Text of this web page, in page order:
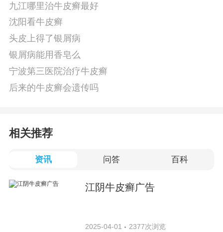
九江哪里治牛皮癣最好
沈阳看牛皮癣
头皮上得了银屑病
银屑病能用香皂么
宁波第三医院治疗牛皮癣
后来的牛皮癣会遗传吗
相关推荐
资讯 问答 百科
江阴牛皮癣广告
2025-04-01 2377次浏览